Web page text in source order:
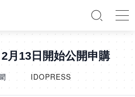
月13日開始公開申購
IDOPRESS